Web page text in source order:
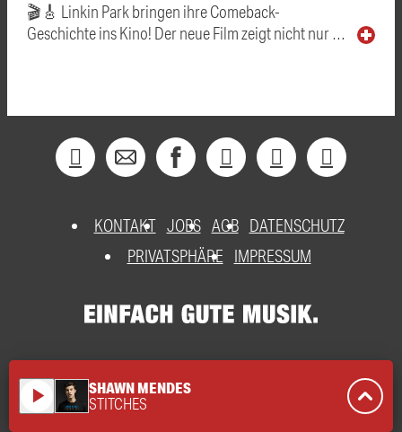
🎬🎸 Linkin Park bringen ihre Comeback-
Geschichte ins Kino! Der neue Film zeigt nicht nur …
KONTAKT JOBS AGB DATENSCHUTZ
PRIVATSPHÄRE
IMPRESSUM
play_arrow SHAWN MENDES
STITCHES